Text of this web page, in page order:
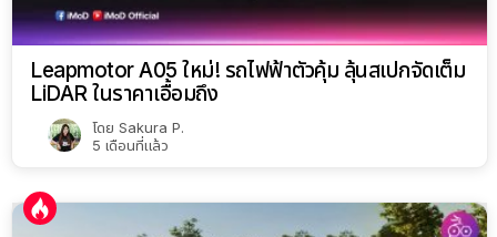
Leapmotor A05 ใหม่! รถไฟฟ้าตัวคุ้ม ลุ้นสเปกจัดเต็ม
LiDAR ในราคาเอื้อมถึง
โดย Sakura P.
5 เดือนที่แล้ว